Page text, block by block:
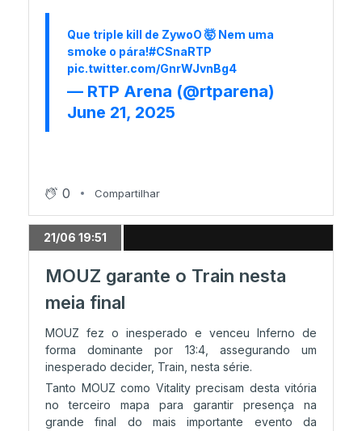
Que triple kill de ZywoO 🤯 Nem uma
smoke o pára!#CSnaRTP
pic.twitter.com/GnrWJvnBg4
— RTP Arena (@rtparena)
June 21, 2025
0 Compartilhar
21/06 19:51
MOUZ garante o Train nesta
meia final
MOUZ fez o inesperado e venceu Inferno de
forma dominante por 13:4, assegurando um
inesperado decider, Train, nesta série.
Tanto MOUZ como Vitality precisam desta vitória
no terceiro mapa para garantir presença na
grande final do mais importante evento da